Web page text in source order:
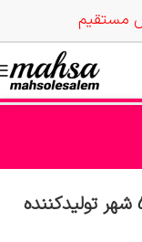
مستقیم
بهترین شیره انگور برای کجاست؟ 5 شهر تولیدکننده